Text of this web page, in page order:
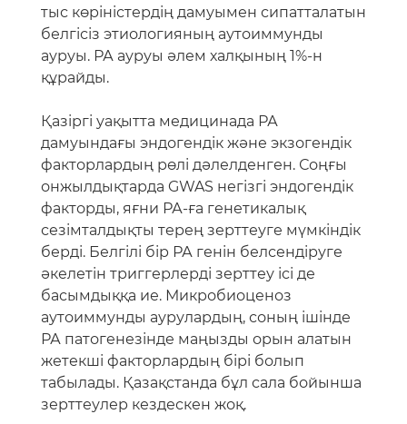
тыс көріністердің дамуымен сипатталатын
белгісіз этиологияның аутоиммунды
ауруы. РА ауруы әлем халқының 1%-н
құрайды.
Қазіргі уақытта медицинада РА
дамуындағы эндогендік және экзогендік
факторлардың рөлі дәлелденген. Соңғы
онжылдықтарда GWAS негізгі эндогендік
факторды, яғни РА-ға генетикалық
сезімталдықты терең зерттеуге мүмкіндік
берді. Белгілі бір РА генін белсендіруге
әкелетін триггерлерді зерттеу ісі де
басымдыққа ие. Микробиоценоз
аутоиммунды аурулардың, соның ішінде
РА патогенезінде маңызды орын алатын
жетекші факторлардың бірі болып
табылады. Қазақстанда бұл сала бойынша
зерттеулер кездескен жоқ.